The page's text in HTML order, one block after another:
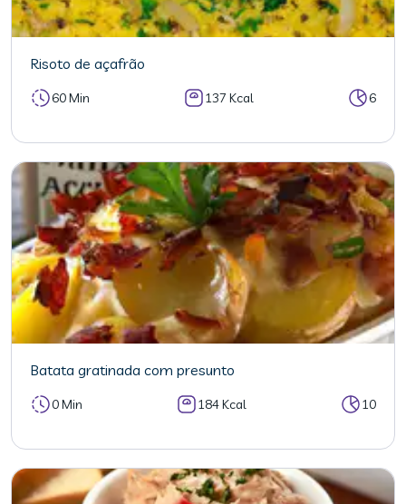
Risoto de açafrão
60 Min 137 Kcal 6
Batata gratinada com presunto
0 Min 184 Kcal 10